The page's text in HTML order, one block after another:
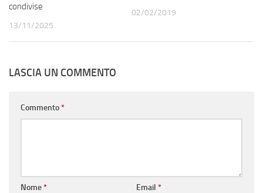
condivise
13/11/2025
02/02/2019
LASCIA UN COMMENTO
Commento*
Nome* Email *